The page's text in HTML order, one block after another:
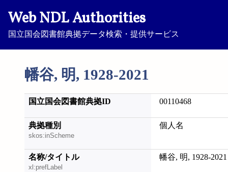
Web NDL Authorities
国立国会図書館典拠データ検索・提供サービス
幡谷, 明, 1928-2021
国立国会図書館典拠ID 00110468
典拠種別
skos:inScheme
個人名
名称/タイトル
xl:prefLabel
幡谷, 明, 1928-2021